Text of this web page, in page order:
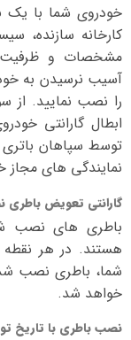
خودروی شما با یک
کارخانه سازنده،
مشخصات و ظرفیت
آسیب نرسیدن به
را نصب نمایید. از
ابطال گارانتی
توسط سپاهان باتری
نمایندگی های
گارانتی تعویض
باطری های نصب
شما، باطری نصب
خواهد شد.
نصب باطری با تاریخ